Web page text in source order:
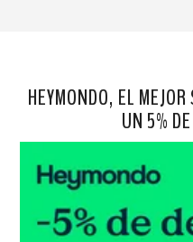
HEYMONDO, EL
UN 5%